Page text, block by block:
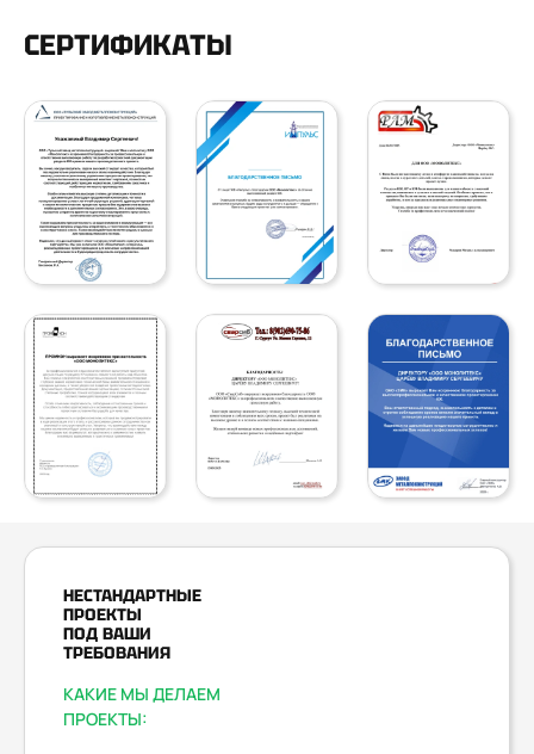
СЕРТИФИКАТЫ
НЕСТАНДАРТНЫЕ
ПРОЕКТЫ
ПОД ВАШИ
ТРЕБОВАНИЯ
КАКИЕ МЫ ДЕЛАЕМ
ПРОЕКТЫ: